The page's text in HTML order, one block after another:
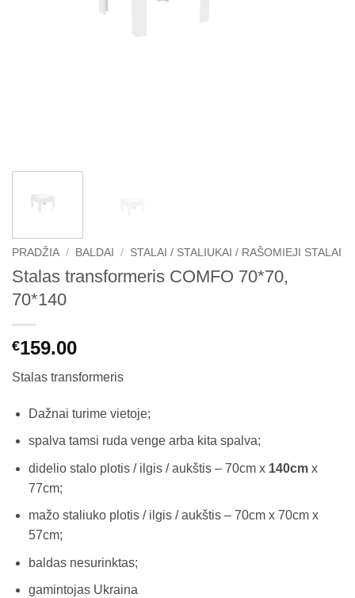
PRADŽIA / BALDAI / STALAI / STALIUKAI / RAŠOMIEJI STALAI
Stalas transformeris COMFO 70*70,
70*140
€159.00
Stalas transformeris
Dažnai turime vietoje;
spalva tamsi ruda venge arba kita spalva;
didelio stalo plotis / ilgis / aukštis – 70cm x 140cmx
77cm;
mažo staliuko plotis / ilgis / aukštis – 70cm x 70cm x
57cm;
baldas nesurinktas;
gamintojas Ukraina